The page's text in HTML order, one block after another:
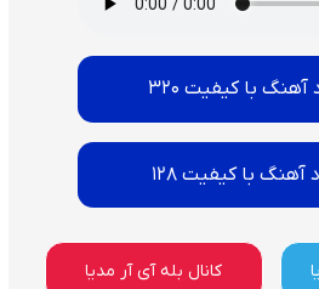
آهنگ با کیفیت 320
آهنگ با کیفیت 128
کانال بله آی آر مدیا